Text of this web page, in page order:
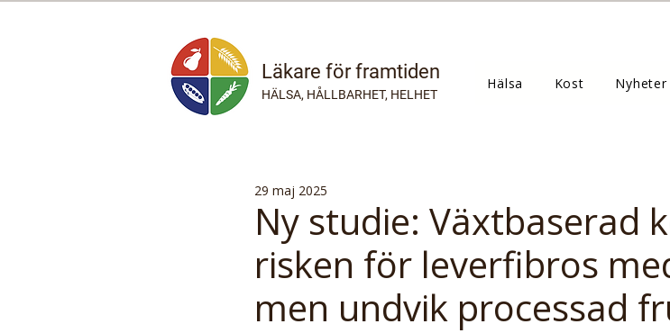
Läkare för framtiden
HÄLSA, HÅLLBARHET, HELHET
Hälsa Kost Nyheter
Ny studie: Växtbaserad
risken för leverfibros
men undvik processad
29 maj 2025